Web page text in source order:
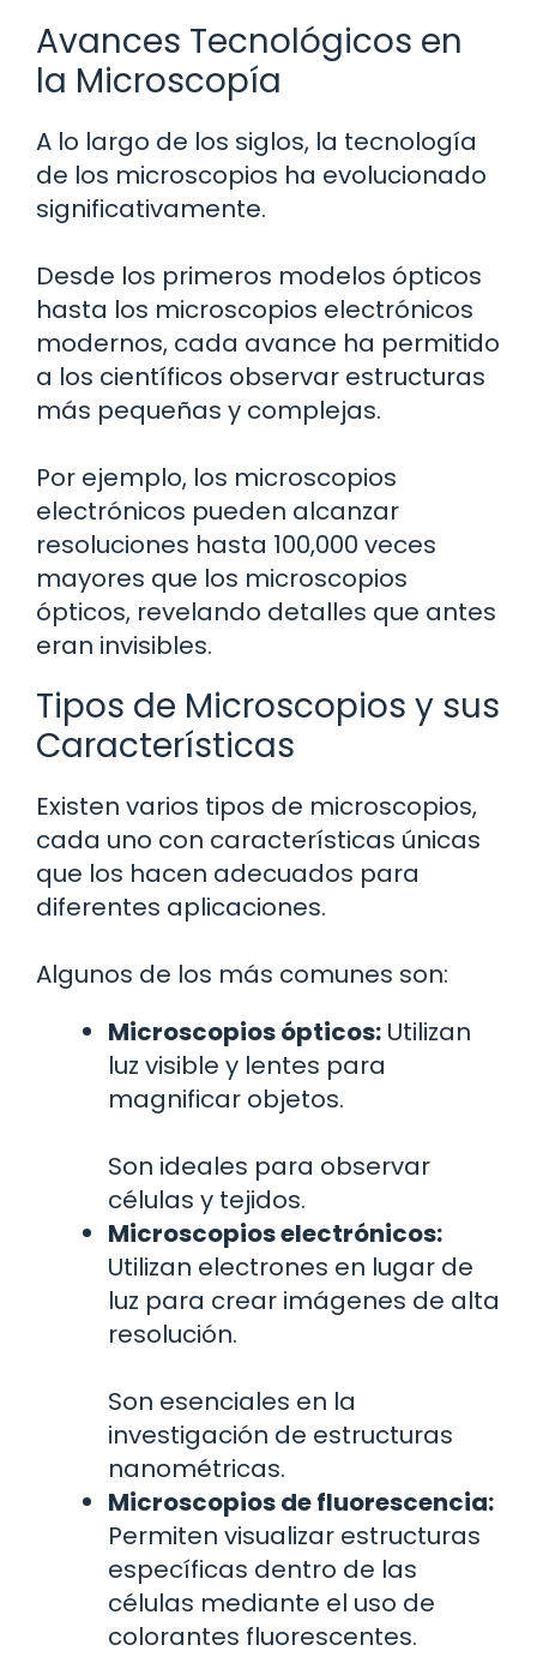
Avances Tecnológicos en
la Microscopía
A lo largo de los siglos, la tecnología
de los microscopios ha evolucionado
significativamente.
Desde los primeros modelos ópticos
hasta los microscopios electrónicos
modernos, cada avance ha permitido
a los científicos observar estructuras
más pequeñas y complejas.
Por ejemplo, los microscopios
electrónicos pueden alcanzar
resoluciones hasta 100,000 veces
mayores que los microscopios
ópticos, revelando detalles que antes
eran invisibles.
Tipos de Microscopios y sus
Características
Existen varios tipos de microscopios,
cada uno con características únicas
que los hacen adecuados para
diferentes aplicaciones.
Algunos de los más comunes son:
Microscopios ópticos: Utilizan
luz visible y lentes para
magnificar objetos.
Son ideales para observar
células y tejidos.
Microscopios electrónicos:
Utilizan electrones en lugar de
luz para crear imágenes de alta
resolución.
Son esenciales en la
investigación de estructuras
nanométricas.
Microscopios de fluorescencia:
Permiten visualizar estructuras
específicas dentro de las
células mediante el uso de
colorantes fluorescentes.